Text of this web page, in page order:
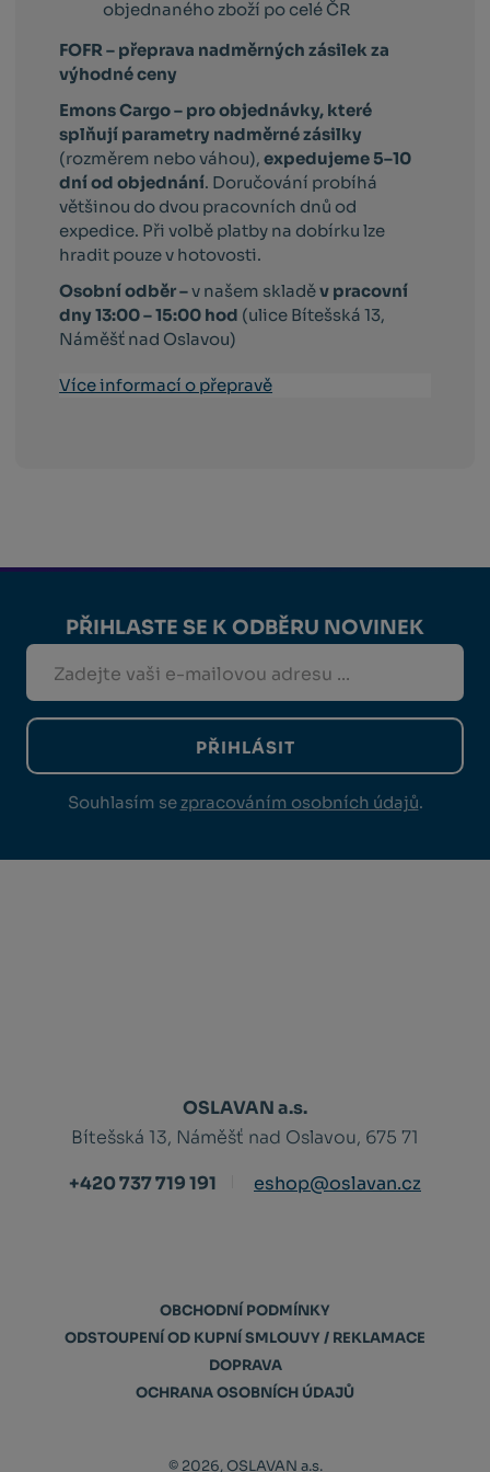
objednaného zboží po celé ČR
FOFR – přeprava nadměrných zásilek za
výhodné ceny
Emons Cargo – pro objednávky, které
splňují parametry nadměrné zásilky
(rozměrem nebo váhou),expedujeme 5–10
dní od objednání. Doručování probíhá
většinou do dvou pracovních dnů od
expedice. Při volbě platby na dobírku lze
hradit pouze v hotovosti.
Osobní odběr –v našem skladěv pracovní
dny 13:00 – 15:00 hod (ulice Bítešská 13,
Náměšť nad Oslavou)
Více informací o přepravě
PŘIHLASTE SE K ODBĚRU NOVINEK
PŘIHLÁSIT
Souhlasím se zpracováním osobních údajů.
OSLAVAN a.s.
Bítešská 13, Náměšť nad Oslavou, 675 71
+420 737 719 191
eshop@oslavan.cz
OBCHODNÍ PODMÍNKY
ODSTOUPENÍ OD KUPNÍ SMLOUVY / REKLAMACE
DOPRAVA
OCHRANA OSOBNÍCH ÚDAJŮ
© 2026, OSLAVAN a.s.